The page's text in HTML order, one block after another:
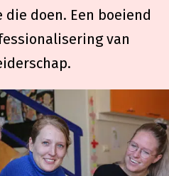
doen. Een boeiend
van